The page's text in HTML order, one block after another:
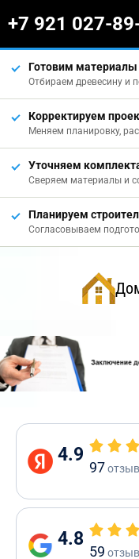
+7 921 027-
Готовим
Отбираем древесину и
Корректируем
Меняем планировку,
Уточняем
Сверяем материалы и
Планируем
Согласовываем
4.9
97
4.8
59